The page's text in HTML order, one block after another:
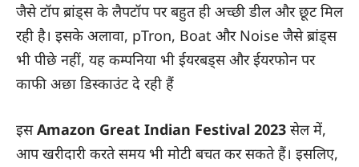
जैसे टॉप ब्रांड्स के लैपटॉप पर बहुत ही अच्छी डील और छूट मिल
रही है। इसके अलावा, pTron, Boat और Noise जैसे ब्रांड्स
भी पीछे नहीं, यह कम्पनिया भी ईयरबड्स और ईयरफोन पर
काफी अछा डिस्काउंट दे रही हैं
इसAmazon Great Indian Festival 2023 सेल में,
आप खरीदारी करते समय भी मोटी बचत कर सकते हैं। इसलिए,